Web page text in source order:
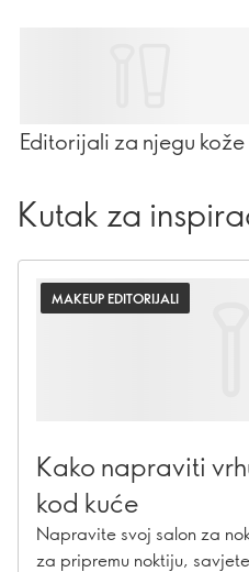
Editorijali za njegu kože
Kutak za
MAKEUP EDITORIJALI
Kako napraviti
kod kuće
Napravite svoj salon za
za pripremu noktiju,